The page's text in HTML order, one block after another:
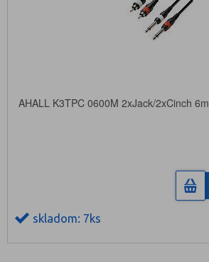
AHALL K3TPC 0600M 2xJack/2xCinch 6m
skladom: 7ks